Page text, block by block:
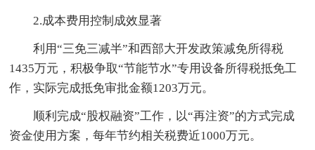
2.成本费用控制成效显著
利用“三免三减半”和西部大开发政策减免所得税
1435万元，积极争取“节能节水”专用设备所得税抵免工
作，实际完成抵免审批金额1203万元。
顺利完成“股权融资”工作，以“再注资”的方式完成
资金使用方案，每年节约相关税费近1000万元。